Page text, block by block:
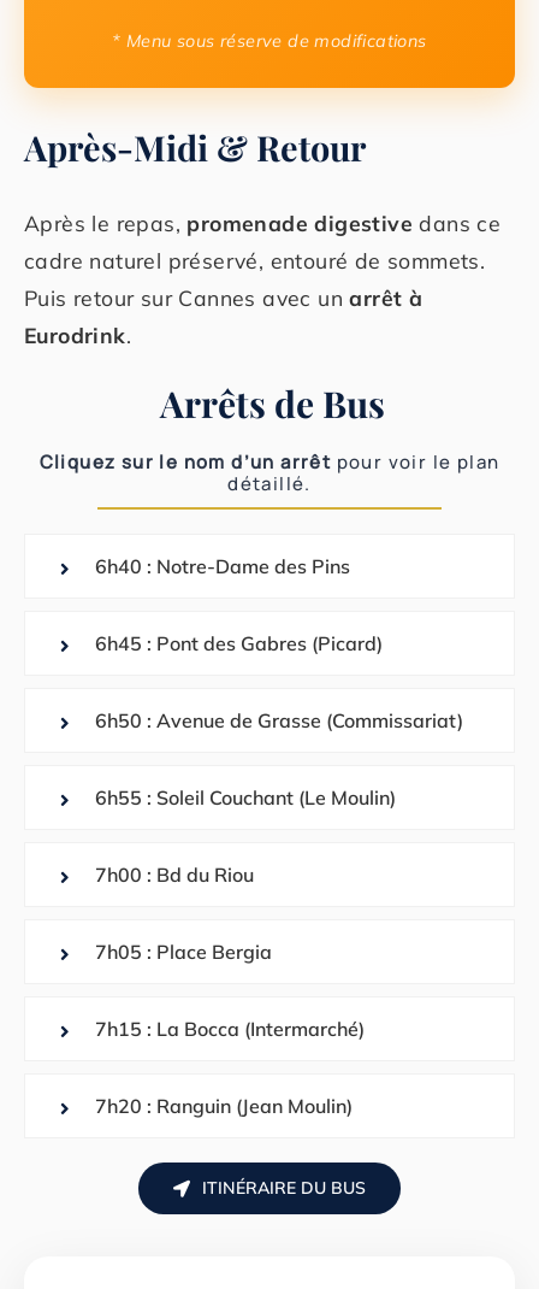
* Menu sous réserve de modifications
Après-Midi & Retour
Après le repas, promenade digestive dans ce
cadre naturel préservé, entouré de sommets.
Puis retour sur Cannes avec unarrêt à
Eurodrink.
Arrêts de Bus
Cliquez sur le nom d’un arrêt pour voir le plan
détaillé.
6h40 : Notre-Dame des Pins
6h45 : Pont des Gabres (Picard)
6h50 : Avenue de Grasse (Commissariat)
6h55 : Soleil Couchant (Le Moulin)
7h00 : Bd du Riou
7h05 : Place Bergia
7h15 : La Bocca (Intermarché)
7h20 : Ranguin (Jean Moulin)
ITINÉRAIRE DU BUS